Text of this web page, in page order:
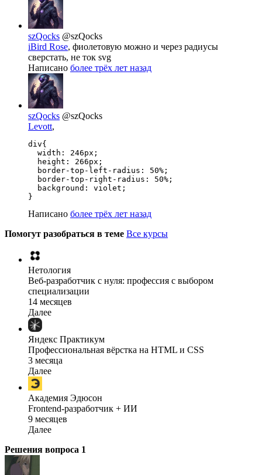
szQocks @szQocks
iBird Rose, фиолетовую можно и через радиусы
сверстать, не ток svg
Написано более трёх лет назад
szQocks @szQocks
Levott,
div{
  width: 246px;
  height: 266px;
  border-top-left-radius: 50%;
  border-top-right-radius: 50%;
  background: violet;
}
Написано более трёх лет назад
Помогут разобраться в теме Все курсы
Нетология
Веб-разработчик с нуля: профессия с выбором
специализации
14 месяцев
Далее
Яндекс Практикум
Профессиональная вёрстка на HTML и CSS
3 месяца
Далее
Академия Эдюсон
Frontend-разработчик + ИИ
9 месяцев
Далее
Решения вопроса 1